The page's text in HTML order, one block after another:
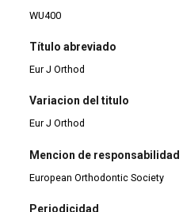
WU400
Título abreviado
Eur J Orthod
Variacion del titulo
Eur J Orthod
Mencion de responsabilidad
European Orthodontic Society
Periodicidad